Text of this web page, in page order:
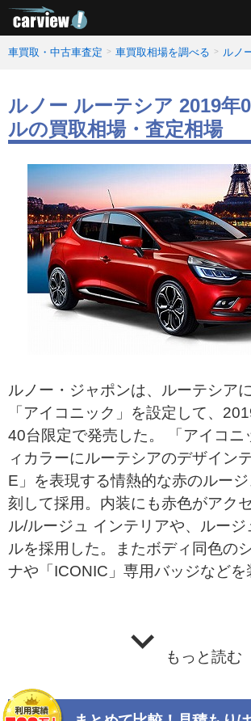
車買取・中古車査定 車買取相場を調べる ルノ
ルノー ルーテシア 2019年
ルの買取相場・査定相場
ルノー・ジャポンは、ルーテシア
「アイコニック」を設定して、
40台限定で発売した。 「アイコニ
ィカラーにルーテシアのデザイン
E」を表現する情熱的な赤のルー
刻して採用。内装にも赤色がアク
ル/ルージュ インテリアや、ルー
ルを採用した。またボディ同色の
ナや「ICONIC」専用バッジなどを
もっと読む